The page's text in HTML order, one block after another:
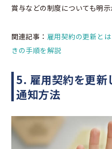
賞与などの制度についても明示
関連記事： 雇用契約の更新と
きの手順を解説
5. 雇用契約を更新
通知方法